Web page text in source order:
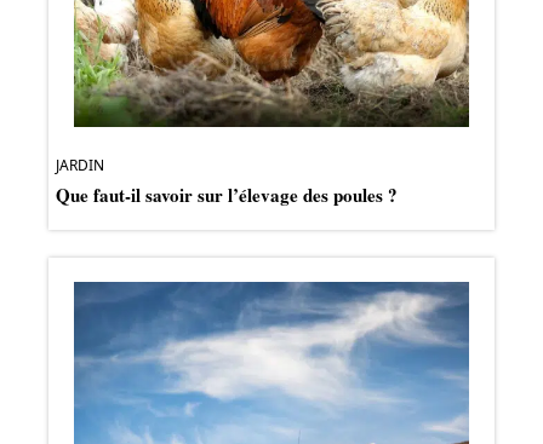
JARDIN
Que faut-il savoir sur l’élevage des poules ?